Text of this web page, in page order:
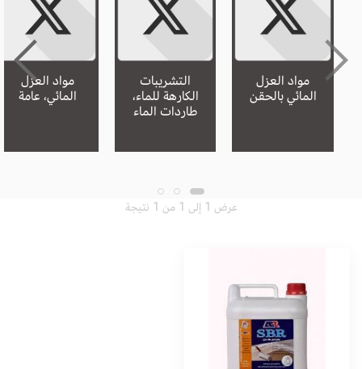
مواد العزل
المائي بالحقن
التشريبات
الكارهة للماء،
طاردات الماء
مواد العزل
المائي، عامة
عرض 1 إلى 1 من 1 نتيجة